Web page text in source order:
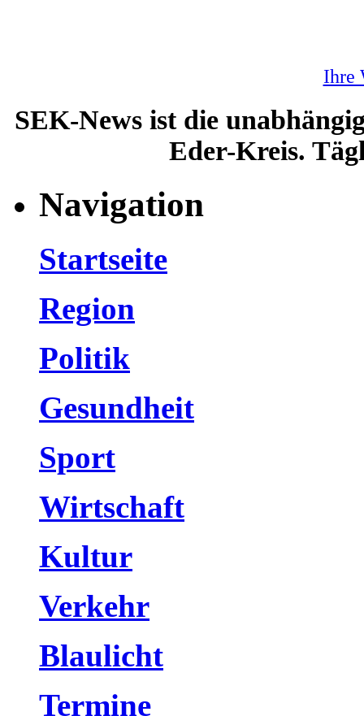
Ihre
SEK-News ist die
Eder-Kreis.
Navigation
Startseite
Region
Politik
Gesundheit
Sport
Wirtschaft
Kultur
Verkehr
Blaulicht
Termine